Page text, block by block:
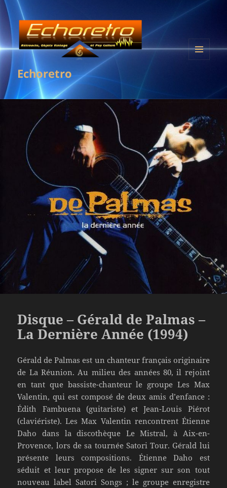
Echoretro
Disque – Gérald de Palmas –
La Dernière Année (1994)
Gérald de Palmas est un chanteur français originaire
de La Réunion. Au milieu des années 80, il rejoint
en tant que bassiste-chanteur le groupe Les Max
Valentin, qui est composé de deux amis d’enfance :
Édith Fambuena (guitariste) et Jean-Louis Piérot
(claviériste). Les Max Valentin rencontrent Étienne
Daho dans la discothèque Le Mistral, à Aix-en-
Provence, lors de sa tournée Satori Tour. Gérald lui
présente leurs compositions. Étienne Daho est
séduit et leur propose de les signer sur son tout
nouveau label Satori Songs ; le groupe enregistre